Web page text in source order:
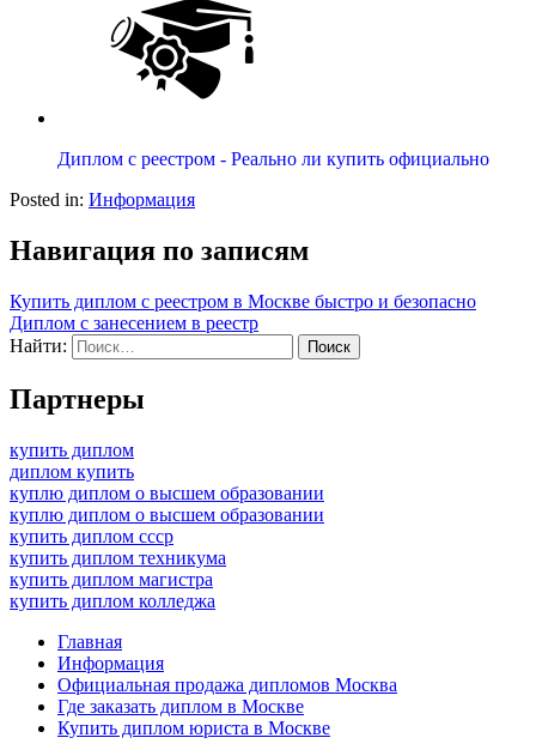
Диплом с реестром - Реально ли купить официально
Posted in: Информация
Навигация по записям
Купить диплом с реестром в Москве быстро и безопасно
Диплом с занесением в реестр
Найти:
Партнеры
купить диплом
диплом купить
куплю диплом о высшем образовании
куплю диплом о высшем образовании
купить диплом ссср
купить диплом техникума
купить диплом магистра
купить диплом колледжа
Главная
Информация
Официальная продажа дипломов Москва
Где заказать диплом в Москве
Купить диплом юриста в Москве